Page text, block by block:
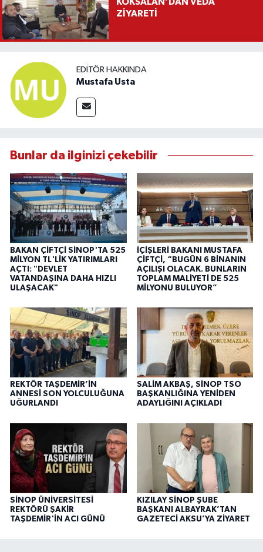
ZİYARETİ
EDITÖR HAKKINDA
Mustafa Usta
Bunlar da ilginizi çekebilir
BAKAN ÇİFTÇİ SİNOP'TA 525
MİLYON TL'LİK YATIRIMLARI
AÇTI: "DEVLET
VATANDAŞINA DAHA HIZLI
ULAŞACAK"
İÇİŞLERİ BAKANI MUSTAFA
ÇİFTÇİ, “BUGÜN 6 BİNANIN
AÇILIŞI OLACAK. BUNLARIN
TOPLAM MALİYETİ DE 525
MİLYONU BULUYOR”
REKTÖR TAŞDEMİR’İN
ANNESİ SON YOLCULUĞUNA
UĞURLANDI
SALİM AKBAŞ, SİNOP TSO
BAŞKANLIĞINA YENİDEN
ADAYLIĞINI AÇIKLADI
SİNOP ÜNİVERSİTESİ
REKTÖRÜ ŞAKİR
TAŞDEMİR'İN ACI GÜNÜ
KIZILAY SİNOP ŞUBE
BAŞKANI ALBAYRAK’TAN
GAZETECİ AKSU’YA ZİYARET